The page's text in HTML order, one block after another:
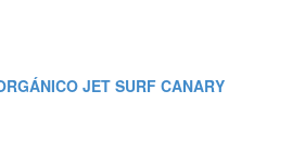
JET SURF CANARY